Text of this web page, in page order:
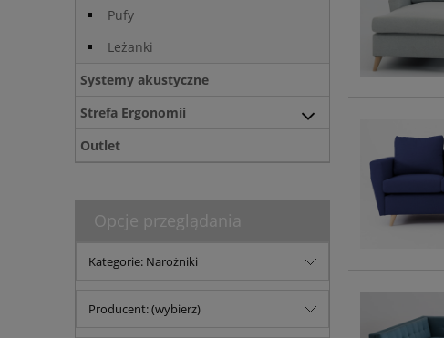
Pufy
Leżanki
Systemy akustyczne
Strefa Ergonomii
Outlet
Opcje przeglądania
Kategorie: Narożniki
Producent: (wybierz)